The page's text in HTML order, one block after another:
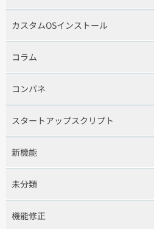
カスタムOSインストール
コラム
コンパネ
スタートアップスクリプト
新機能
未分類
機能修正